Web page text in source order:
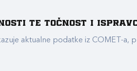
te točnost i
aktualne podatke iz COMET-